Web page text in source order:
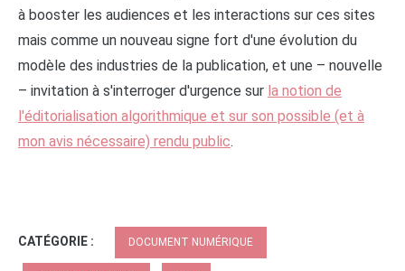
à booster les audiences et les interactions sur ces sites
mais comme un nouveau signe fort d'une évolution du
modèle des industries de la publication, et une – nouvelle
– invitation à s'interroger d'urgence sur la notion de
l'éditorialisation algorithmique et sur son possible (et à
mon avis nécessaire) rendu public.
CATÉGORIE : DOCUMENT NUMÉRIQUE